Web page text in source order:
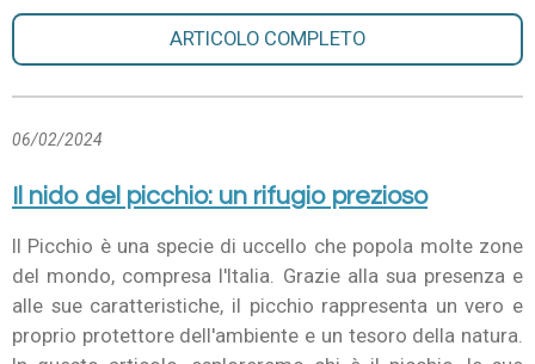
ARTICOLO COMPLETO
06/02/2024
Il nido del picchio: un rifugio prezioso
Il Picchio è una specie di uccello che popola molte zone
del mondo, compresa l'Italia. Grazie alla sua presenza e
alle sue caratteristiche, il picchio rappresenta un vero e
proprio protettore dell'ambiente e un tesoro della natura.